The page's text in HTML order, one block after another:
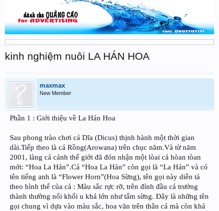
kinh nghiệm nuôi LA HÁN HOA
maxmax
New Member
Phần 1 : Giới thiệu về La Hán Hoa
Sau phong trào chơi cá Dĩa (Dicus) thịnh hành một thời gian
dài.Tiếp theo là cá Rồng(Arowana) trên chục năm.Và từ năm
2001, làng cá cảnh thế giới đã đón nhận một lòai cá hòan tòan
mới: “Hoa La Hán”.Cá “Hoa La Hán” còn gọi là “La Hán” và có
tên tiếng anh là “Flower Horn”(Hoa Sừng), tên gọi này diễn tả
theo hình thể của cá : Màu sắc rực rỡ, trên đỉnh đầu cá trưởng
thành thường nổi khối u khá lớn như tấm sừng. Đây là những tên
gọi chung vì dựa vào màu sắc, hoa văn trên thân cá mà còn khá